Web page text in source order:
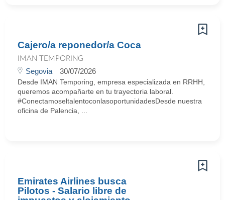
Cajero/a reponedor/a Coca
IMAN TEMPORING
Segovia 30/07/2026
Desde IMAN Temporing, empresa especializada en RRHH,
queremos acompañarte en tu trayectoria laboral.
#ConectamoseltalentoconlasoportunidadesDesde nuestra
oficina de Palencia, ...
Emirates Airlines busca
Pilotos - Salario libre de